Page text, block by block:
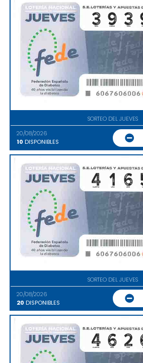
SORTEO DEL JUEVES
20/08/2026
10 DISPONIBLES
SORTEO DEL JUEVES
20/08/2026
20 DISPONIBLES